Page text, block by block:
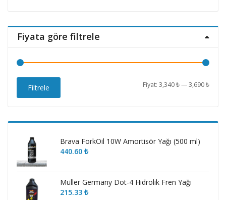
Fiyata göre filtrele
En
En
Filtrele Fiyat:3,340 ₺—3,690 ₺
Brava ForkOil 10W Amortisör Yağı (500 ml)
440.60₺
Müller Germany Dot-4 Hidrolik Fren Yağı
215.33₺